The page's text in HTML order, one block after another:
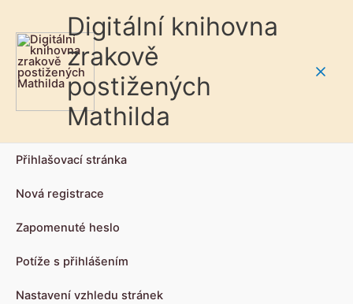
Digitální knihovna
zrakově
postižených
Mathilda
Přihlašovací stránka
Nová registrace
Zapomenuté heslo
Potíže s přihlášením
Nastavení vzhledu stránek